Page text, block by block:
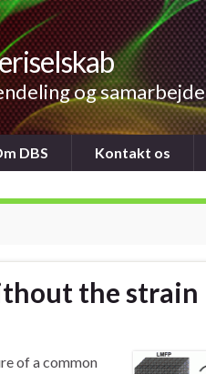
og
DBS Kontakt os
the strain
of a common